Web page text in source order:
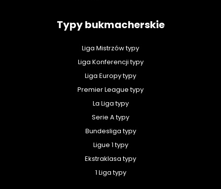
Typy bukmacherskie
Liga Mistrzów typy
Liga Konferencji typy
Liga Europy typy
Premier League typy
La Liga typy
Serie A typy
Bundesliga typy
Ligue 1 typy
Ekstraklasa typy
1 Liga typy